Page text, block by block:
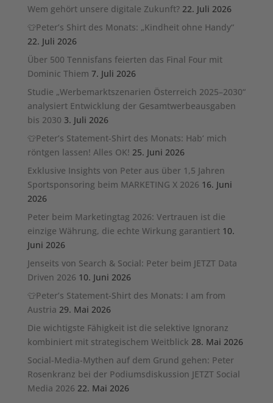
Wem gehört unsere digitale Zukunft? 22. Juli 2026
👕Peter’s Shirt des Monats: „Kindheit ohne Handy“
22. Juli 2026
Über 500 Tennisfans feierten das Final Four mit
Dominic Thiem 7. Juli 2026
Studie „Werbemarktszenarien Österreich 2025–2030“
analysiert Entwicklung der Gesamtwerbeausgaben
bis 2030 3. Juli 2026
👕Peter’s Statement-Shirt des Monats: Hab‘ mich
röntgen lassen! Alles OK! 25. Juni 2026
Exklusive Insights von Peter aus über 1,5 Jahren
Sportsponsoring beim MARKETING X 2026 16. Juni
2026
Peter beim Marketingtag 2026: Vertrauen ist die
einzige Währung, die echte Wirkung garantiert 10.
Juni 2026
Jenseits von Search & Social: Peter beim JETZT Data
Driven 2026 10. Juni 2026
👕Peter’s Statement-Shirt des Monats: I am from
Austria 29. Mai 2026
Die wichtigste Fähigkeit ist die selektive Ignoranz
kombiniert mit strategischem Weitblick 28. Mai 2026
Social-Media-Mythen auf dem Grund gehen: Peter
Rosenkranz bei der Podiumsdiskussion JETZT Social
Media 2026 22. Mai 2026